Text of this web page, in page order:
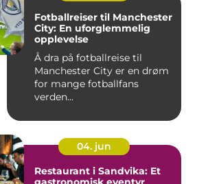
Fotballreiser til Manchester
City: En uforglemmelig
opplevelse
Å dra på fotballreise til
Manchester City er en drøm
for mange fotballfans
verden...
04. jun
Restaurant i Sandvika: Et